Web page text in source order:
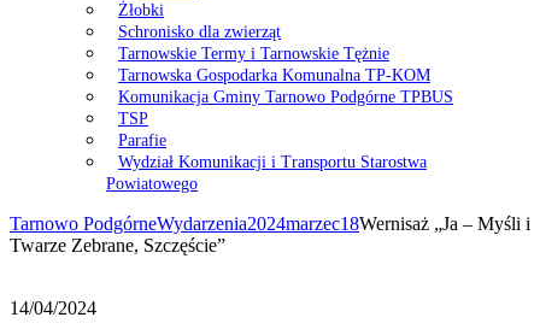
Żłobki
Schronisko dla zwierząt
Tarnowskie Termy i Tarnowskie Tężnie
Tarnowska Gospodarka Komunalna TP-KOM
Komunikacja Gminy Tarnowo Podgórne TPBUS
TSP
Parafie
Wydział Komunikacji i Transportu Starostwa
Powiatowego
Tarnowo PodgórneWydarzenia2024marzec18Wernisaż „Ja – Myśli i
Twarze Zebrane, Szczęście”
14/04/2024